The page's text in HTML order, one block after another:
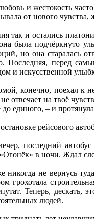
и жестокость
от нового
так и остались
была подчёркнуто
но она старалась
Последняя, перед
и искусственной
конечно, поехал к
отвечает на твоё
до единого, – и
рейсового
последний
в ночи. Ждал
никогда не вернусь
грохотала
Теперь, дескать,
людей.